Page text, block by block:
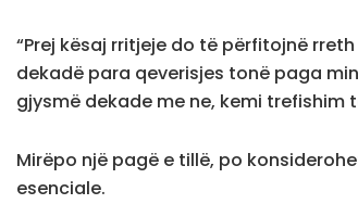
“Prej kësaj rritjeje do të përfitojnë
dekadë para qeverisjes tonë paga
gjysmë dekade me ne, kemi trefishim
Mirëpo një pagë e tillë, po
esenciale.